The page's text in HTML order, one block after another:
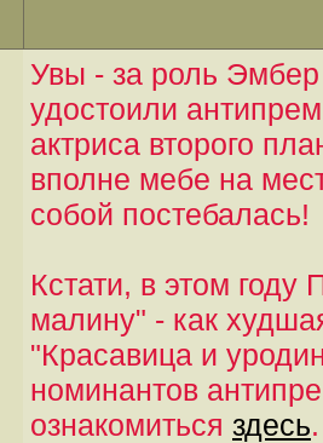
Увы - за роль
удостоили
актриса второго
вполне мебе на
собой постебалась!
Кстати, в этом
малину" - как
"Красавица и
номинантов
ознакомиться здесь.